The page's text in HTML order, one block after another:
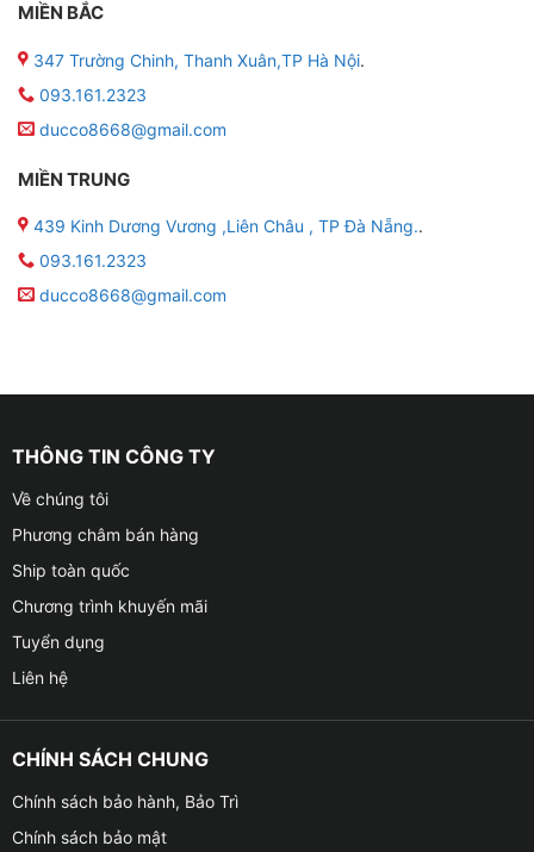
MIỀN BẮC
347 Trường Chinh, Thanh Xuân,TP Hà Nội.
093.161.2323
ducco8668@gmail.com
MIỀN TRUNG
439 Kinh Dương Vương ,Liên Châu , TP Đà Nẵng..
093.161.2323
ducco8668@gmail.com
THÔNG TIN CÔNG TY
Về chúng tôi
Phương châm bán hàng
Ship toàn quốc
Chương trình khuyến mãi
Tuyển dụng
Liên hệ
CHÍNH SÁCH CHUNG
Chính sách bảo hành, Bảo Trì
Chính sách bảo mật